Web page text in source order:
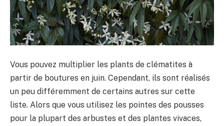
Vous pouvez multiplier les plants de clématites à
partir de boutures en juin. Cependant, ils sont réalisés
un peu différemment de certains autres sur cette
liste. Alors que vous utilisez les pointes des pousses
pour la plupart des arbustes et des plantes vivaces,